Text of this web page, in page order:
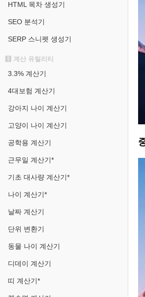
HTML 목차 생성기
SEO 분석기
SERP 스니펫 생성기
🧮 계산 유틸리티
3.3% 계산기
4대보험 계산기
강아지 나이 계산기
고양이 나이 계산기
공학용 계산기
근무일 계산기*
기초 대사량 계산기*
나이 계산기*
날짜 계산기
단위 변환기
동물 나이 계산기
디데이 계산기
띠 계산기*